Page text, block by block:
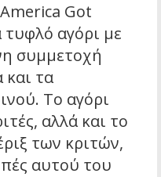
Got
αγόρι με
συμμετοχή
τα
Το αγόρι
αλλά και το
των κριτών,
αυτού του